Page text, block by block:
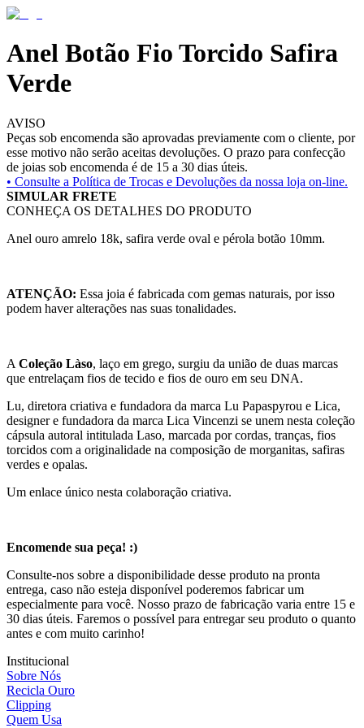
Anel Botão Fio Torcido Safira
Verde
AVISO
Peças sob encomenda são aprovadas previamente com o cliente, por
esse motivo não serão aceitas devoluções. O prazo para confecção
de joias sob encomenda é de 15 a 30 dias úteis.
• Consulte a Política de Trocas e Devoluções da nossa loja on-line.
SIMULAR FRETE
CONHEÇA OS DETALHES DO PRODUTO
Anel ouro amrelo 18k, safira verde oval e pérola botão 10mm.
ATENÇÃO: Essa joia é fabricada com gemas naturais, por isso
podem haver alterações nas suas tonalidades.
A Coleção Làso, laço em grego, surgiu da união de duas marcas
que entrelaçam fios de tecido e fios de ouro em seu DNA.
Lu, diretora criativa e fundadora da marca Lu Papaspyrou e Lica,
designer e fundadora da marca Lica Vincenzi se unem nesta coleção
cápsula autoral intitulada Laso, marcada por cordas, tranças, fios
torcidos com a originalidade na composição de morganitas, safiras
verdes e opalas.
Um enlace único nesta colaboração criativa.
Encomende sua peça! :)
Consulte-nos sobre a disponibilidade desse produto na pronta
entrega, caso não esteja disponível poderemos fabricar um
especialmente para você. Nosso prazo de fabricação varia entre 15 e
30 dias úteis. Faremos o possível para entregar seu produto o quanto
antes e com muito carinho!
Institucional
Sobre Nós
Recicla Ouro
Clipping
Quem Usa